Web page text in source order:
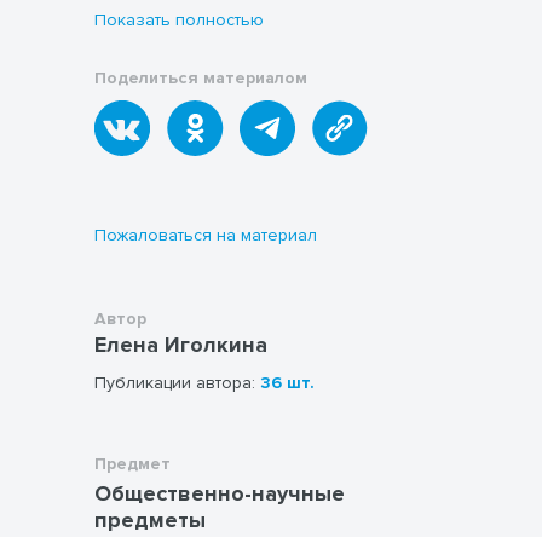
Показать полностью
Поделиться материалом
Пожаловаться на материал
Автор
Елена Иголкина
Публикации автора: 36 шт.
Предмет
Общественно-научные
предметы